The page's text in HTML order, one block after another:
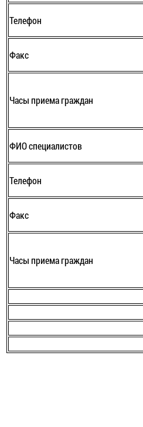
Телефон
Факс
Часы приема граждан
ФИО специалистов
Телефон
Факс
Часы приема граждан